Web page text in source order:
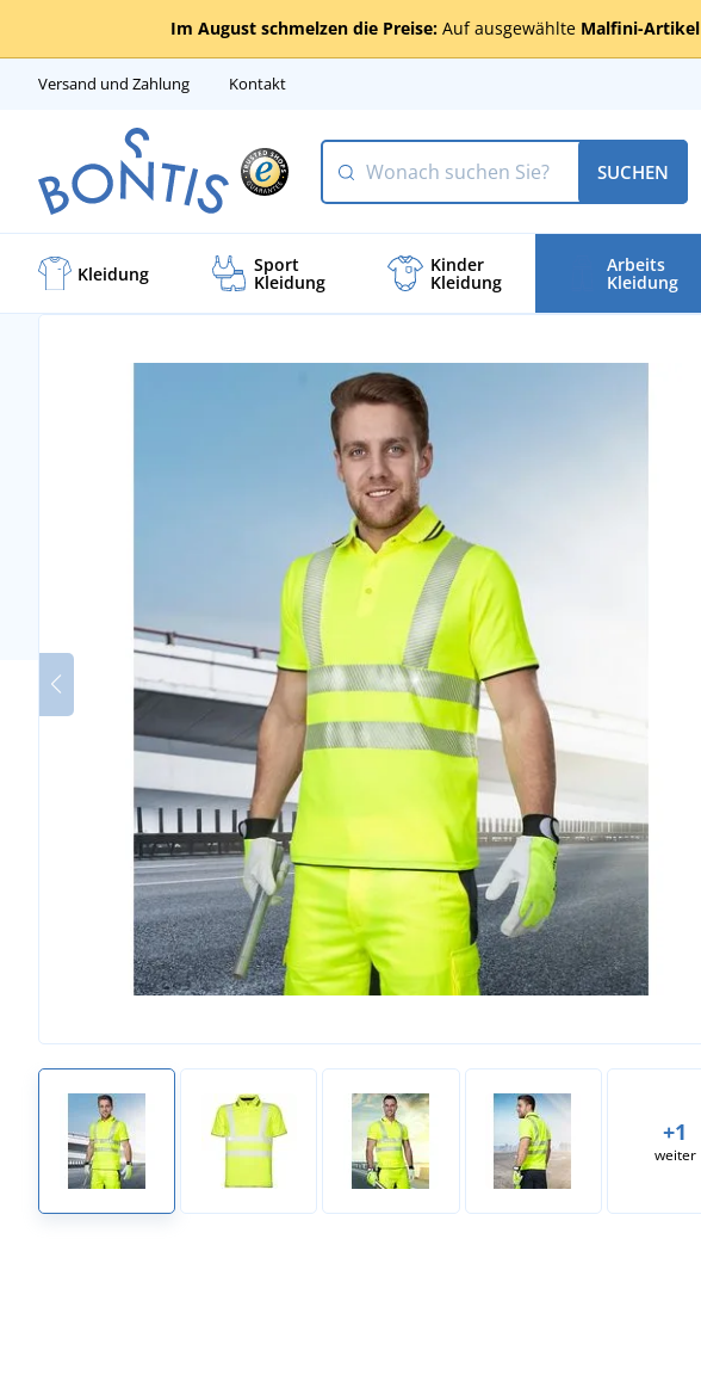
Im August schmelzen die Preise: Auf ausgewählte Malfini-Artikel
Versand und Zahlung Kontakt
SUCHEN
Kleidung Sport
Kleidung
Kinder
Kleidung
Arbeits
Kleidung
+1
weiter